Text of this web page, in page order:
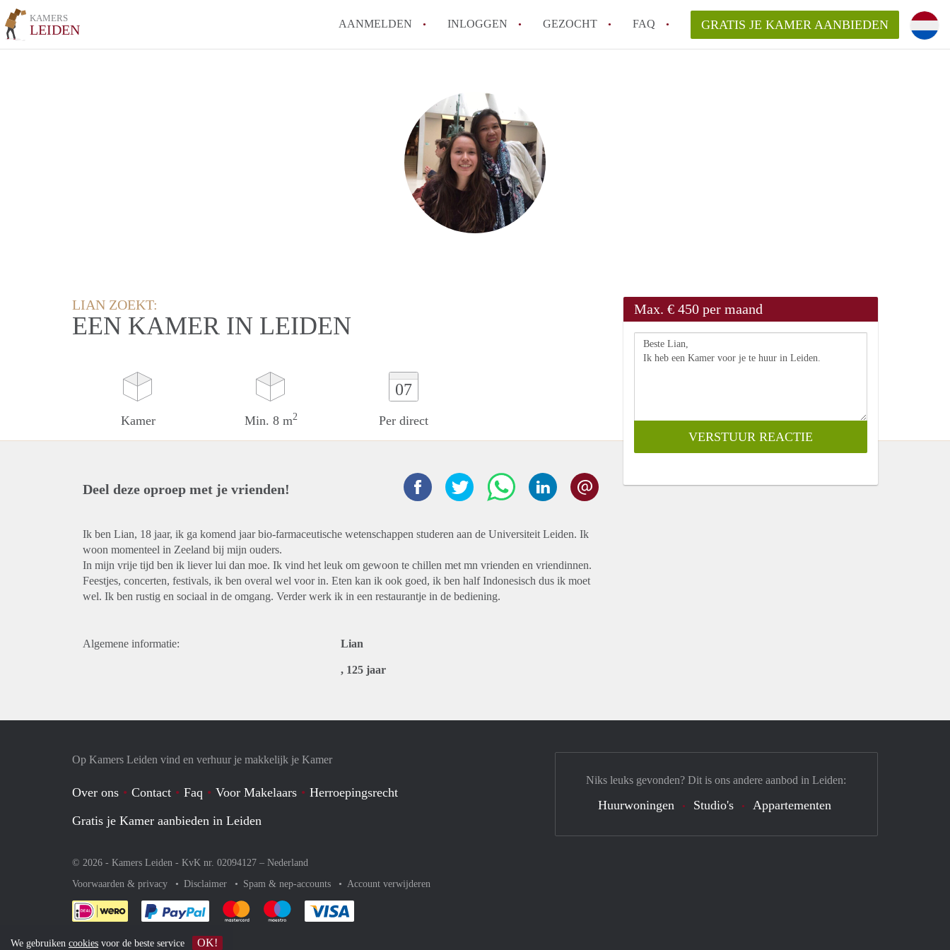
KAMERS
LEIDEN AANMELDEN INLOGGEN GEZOCHT FAQ
Wat is KamersLeiden?
Wat is de privacyverklaring van KamersLeiden?
Berekent KamersLeiden makelaarsvergoeding/bemiddelingsvergoeding?
Alle veelgestelde vragen
GRATIS JE KAMER AANBIEDEN
LIAN ZOEKT:
EEN KAMER IN LEIDEN
Kamer Min. 8 m2
07
Per direct
Max. € 450 per maand
Deel deze oproep met je vrienden!
Ik ben Lian, 18 jaar, ik ga komend jaar bio-farmaceutische wetenschappen studeren aan de Universiteit Leiden. Ik
woon momenteel in Zeeland bij mijn ouders.
In mijn vrije tijd ben ik liever lui dan moe. Ik vind het leuk om gewoon te chillen met mn vrienden en vriendinnen.
Feestjes, concerten, festivals, ik ben overal wel voor in. Eten kan ik ook goed, ik ben half Indonesisch dus ik moet
wel. Ik ben rustig en sociaal in de omgang. Verder werk ik in een restaurantje in de bediening.
Algemene informatie: Lian
, 125 jaar
Op Kamers Leiden vind en verhuur je makkelijk je Kamer
Over ons Contact Faq Voor Makelaars
Herroepingsrecht
Gratis je Kamer aanbieden in Leiden
© 2026 - Kamers Leiden - KvK nr. 02094127 – Nederland
Voorwaarden & privacy
Disclaimer Spam & nep-accounts Account verwijderen
Je rekent gemakkelijk af met Paypal
Je rekent gemakkelijk af met Mastercard
Je rekent gemakkelijk af met Meastro
Niks leuks gevonden? Dit is ons andere aanbod in Leiden:
Huurwoningen Studio's Appartementen
We gebruiken cookies voor de beste service OK!